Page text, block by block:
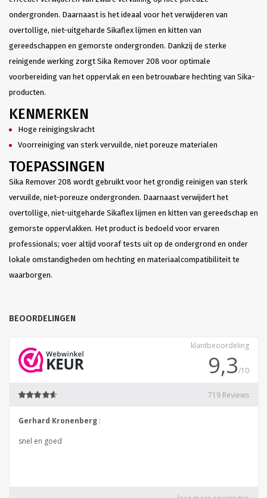
ondergronden. Daarnaast is het ideaal voor het verwijderen van
overtollige, niet-uitgeharde Sikaflex lijmen en kitten van
gereedschappen en gemorste ondergronden. Dankzij de sterke
reinigende werking zorgt Sika Remover 208 voor optimale
voorbereiding van het oppervlak en een betrouwbare hechting van Sika-
producten.
KENMERKEN
Hoge reinigingskracht
Voorreiniging van sterk vervuilde, niet poreuze materialen
TOEPASSINGEN
Sika Remover 208 wordt gebruikt voor het grondig reinigen van sterk
vervuilde, niet-poreuze ondergronden. Daarnaast verwijdert het
overtollige, niet-uitgeharde Sikaflex lijmen en kitten van gereedschap en
gemorste oppervlakken. Het product is bedoeld voor ervaren
professionals; voer altijd vooraf tests uit op de ondergrond en onder
lokale omstandigheden om hechting en materiaalcompatibiliteit te
waarborgen.
BEOORDELINGEN